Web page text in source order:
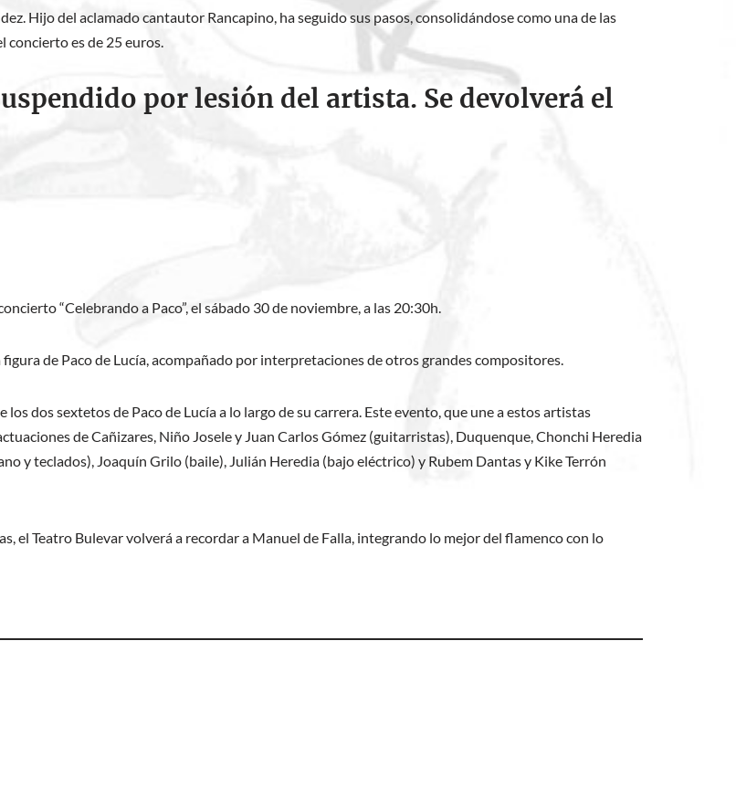
Hijo del aclamado cantautor Rancapino, ha seguido sus pasos, consolidándose como una de las
concierto es de 25 euros.
por lesión del artista. Se devolverá el
“Celebrando a Paco”, el sábado 30 de noviembre, a las 20:30h.
de Paco de Lucía, acompañado por interpretaciones de otros grandes compositores.
dos sextetos de Paco de Lucía a lo largo de su carrera. Este evento, que une a estos artistas
de Cañizares, Niño Josele y Juan Carlos Gómez (guitarristas), Duquenque, Chonchi Heredia
y teclados), Joaquín Grilo (baile), Julián Heredia (bajo eléctrico) y Rubem Dantas y Kike Terrón
el Teatro Bulevar volverá a recordar a Manuel de Falla, integrando lo mejor del flamenco con lo